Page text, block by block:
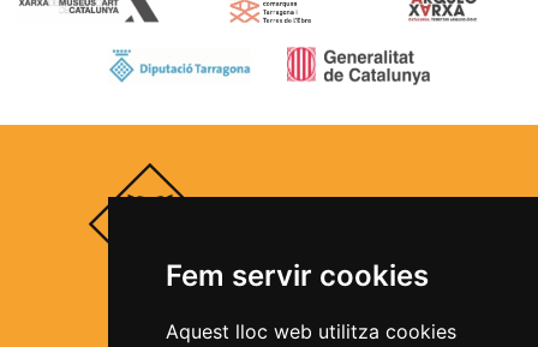
Fem servir cookies
Aquest lloc web utilitza cookies
Segueix-nos a les xarxes socials